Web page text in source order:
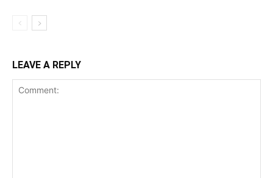
LEAVE A REPLY